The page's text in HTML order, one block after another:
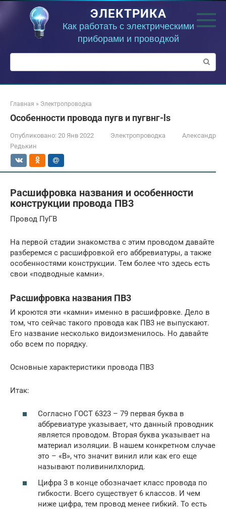
ЭЛЕКТРИКА
Как работать с электрическими
приборами и проводкой
Поиск:
Главная » Электропроводка
Особенности провода пугв и пугвнг-ls
Опубликовано: 20 Янв 2022 Электропроводка
Александр
Редькин
Расшифровка названия и особенности
конструкции провода ПВ3
Провод ПуГВ
На первой стадии знакомства с этим проводом давайте
разберемся с расшифровкой его аббревиатуры, а также
особенностями конструкции. Тем более что здесь есть
свои «подводные камни».
Расшифровка названия ПВ3
И кроются эти «камни» именно в расшифровке. Дело в
том, что сейчас такого провода как ПВ3 не выпускают.
Его название несколько видоизменилось. Но давайте
обо всем по порядку.
Основные характеристики провода ПВ3
Итак:
Согласно ГОСТ 6323 – 79 первая буква в
аббревиатуре указывает, что данный проводник
является проводом. Вторая буква указывает на
материал изоляции. В нашем конкретном случае
это – «В», что значит винил или как его еще
называют поливинилхлорид.
Цифра 3 в конце обозначает класс провода по
гибкости. Всего существует 6 классов. И чем
ниже цифра, тем провод менее гибкий. То есть